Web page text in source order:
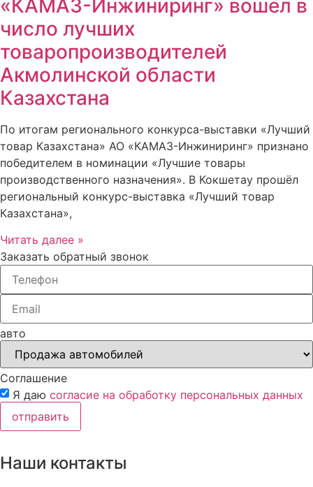
«КАМАЗ-Инжиниринг» вошёл в
число лучших
товаропроизводителей
Акмолинской области
Казахстана
По итогам регионального конкурса-выставки «Лучший
товар Казахстана» АО «КАМАЗ-Инжиниринг» признано
победителем в номинации «Лучшие товары
производственного назначения». В Кокшетау прошёл
региональный конкурс-выставка «Лучший товар
Казахстана»,
Читать далее »
Заказать обратный звонок
авто
Соглашение
Я даю согласие на обработку персональных данных
отправить
Наши контакты